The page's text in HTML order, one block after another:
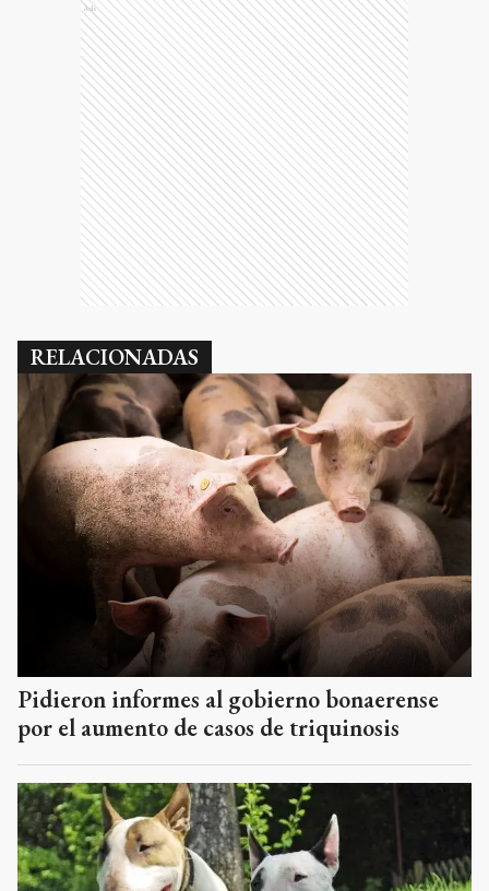
Ads
RELACIONADAS
Pidieron informes al gobierno bonaerense
por el aumento de casos de triquinosis